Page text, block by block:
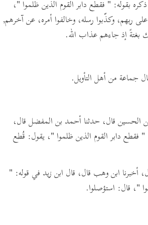
بقوله: " فقطع دابر القوم الذين ظلموا "،
ربهم، وكذّبوا رسله، وخالفوا أمره، عن آخرهم,
بغتةً إذ جاءهم عذاب الله.
جماعة من أهل التأويل.
بن الحسين قال، حدثنا أحمد بن المفضل قال،
" فقطع دابر القوم الذين ظلموا "، يقول: قُطع
قال ابن زيد في قوله: "
"، قال: استؤصلوا.